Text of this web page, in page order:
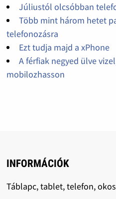
Júliustól olcsóbban
Több mint három hetet
telefonozásra
Ezt tudja majd a xPhone
A férfiak negyed ülve
mobilozhasson
INFORMÁCIÓK
Táblapc, tablet, telefon,